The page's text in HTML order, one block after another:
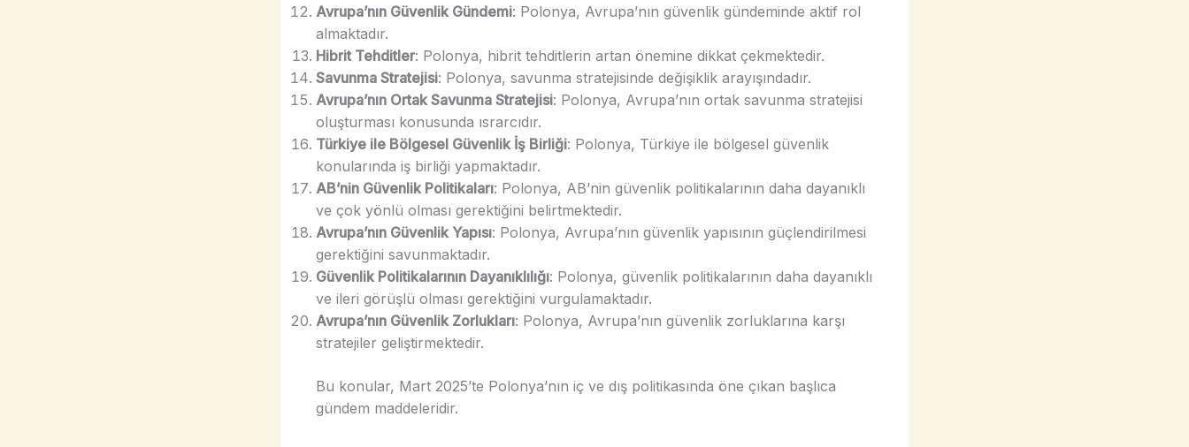
Avrupa’nın Güvenlik Gündemi: Polonya, Avrupa’nın güvenlik gündeminde aktif rol
almaktadır.
Hibrit Tehditler: Polonya, hibrit tehditlerin artan önemine dikkat çekmektedir.
Savunma Stratejisi: Polonya, savunma stratejisinde değişiklik arayışındadır.
Avrupa’nın Ortak Savunma Stratejisi: Polonya, Avrupa’nın ortak savunma stratejisi
oluşturması konusunda ısrarcıdır.
Türkiye ile Bölgesel Güvenlik İş Birliği: Polonya, Türkiye ile bölgesel güvenlik
konularında iş birliği yapmaktadır.
AB’nin Güvenlik Politikaları: Polonya, AB’nin güvenlik politikalarının daha dayanıklı
ve çok yönlü olması gerektiğini belirtmektedir.
Avrupa’nın Güvenlik Yapısı: Polonya, Avrupa’nın güvenlik yapısının güçlendirilmesi
gerektiğini savunmaktadır.
Güvenlik Politikalarının Dayanıklılığı: Polonya, güvenlik politikalarının daha dayanıklı
ve ileri görüşlü olması gerektiğini vurgulamaktadır.
Avrupa’nın Güvenlik Zorlukları: Polonya, Avrupa’nın güvenlik zorluklarına karşı
stratejiler geliştirmektedir.
Bu konular, Mart 2025’te Polonya’nın iç ve dış politikasında öne çıkan başlıca
gündem maddeleridir.